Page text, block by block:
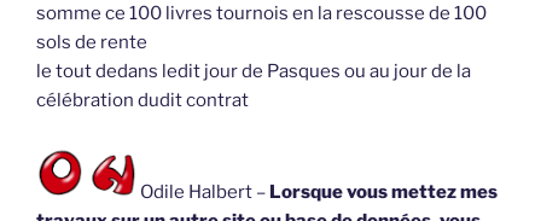
somme ce 100 livres tournois en la rescousse de 100
sols de rente
le tout dedans ledit jour de Pasques ou au jour de la
célébration dudit contrat
Odile Halbert – Lorsque vous mettez mes